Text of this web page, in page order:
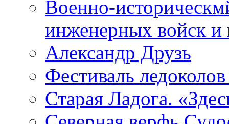
Военно-
инженерных войск и
Александр Друзь
Фестиваль
Старая Ладога.